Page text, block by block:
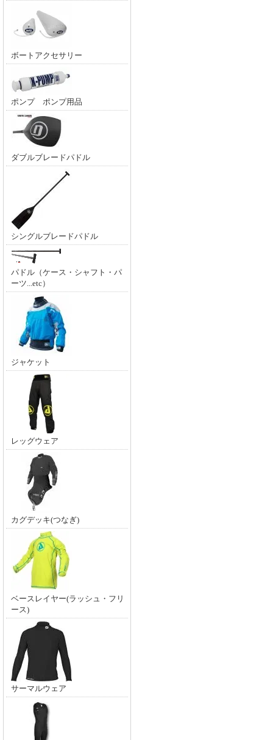
ボートアクセサリー
ポンプ ポンプ用品
ダブルブレードパドル
シングルブレードパドル
パドル（ケース・シャフト・パ
ーツ...etc）
ジャケット
レッグウェア
カグデッキ(つなぎ)
ベースレイヤー(ラッシュ・フリ
ース)
サーマルウェア